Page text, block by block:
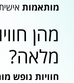
מותאמות
מהן
מלאה?
חוויות נופש